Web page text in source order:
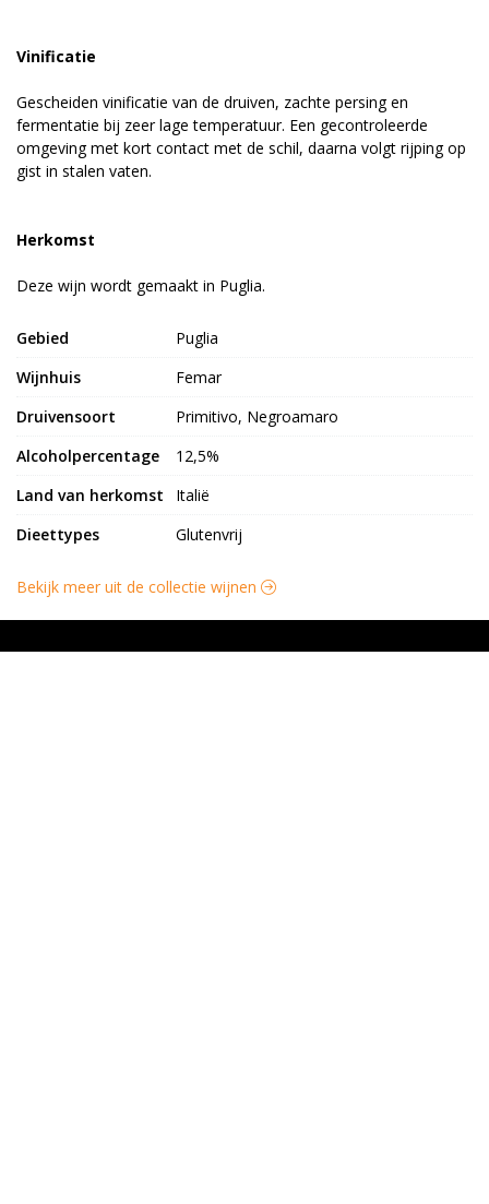
Vinificatie
Gescheiden vinificatie van de druiven, zachte persing en
fermentatie bij zeer lage temperatuur. Een gecontroleerde
omgeving met kort contact met de schil, daarna volgt rijping op
gist in stalen vaten.
Herkomst
Deze wijn wordt gemaakt in Puglia.
Gebied
Puglia
Wijnhuis
Femar
Druivensoort
Primitivo, Negroamaro
Alcoholpercentage
12,5%
Land van herkomst
Italië
Dieettypes
Glutenvrij
Bekijk meer uit de collectie wijnen